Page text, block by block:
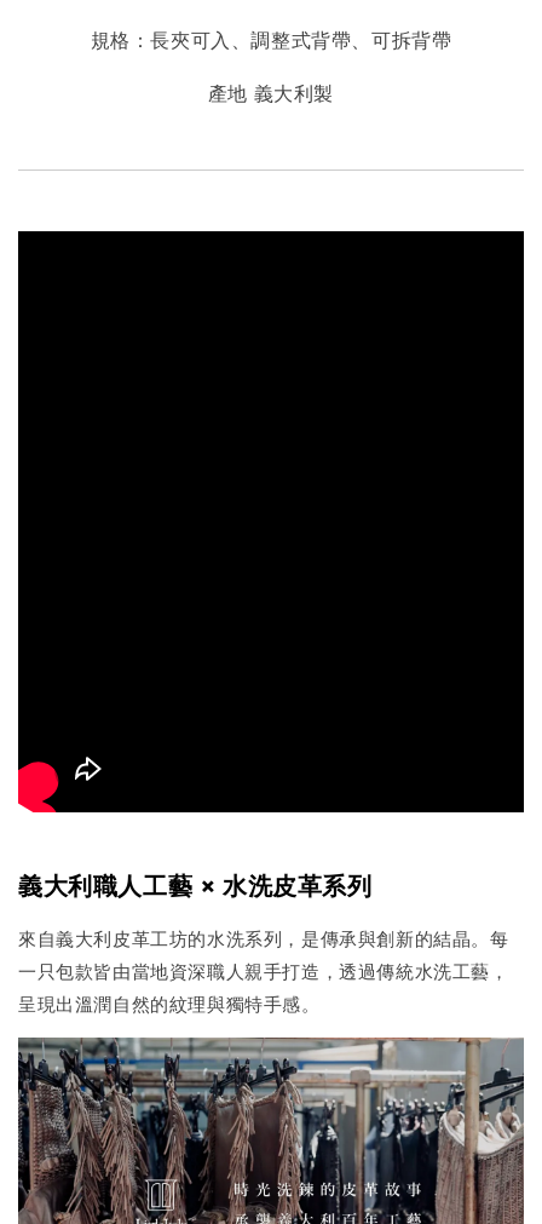
規格：長夾可入
、調整式背帶、可拆背帶
產地 義大利製
義大利職人工藝 × 水洗皮革系列
來自義大利皮革工坊的水洗系列，是傳承與創新的結晶。每
一只包款皆由當地資深職人親手打造，透過傳統水洗工藝，
呈現出溫潤自然的紋理與獨特手感。